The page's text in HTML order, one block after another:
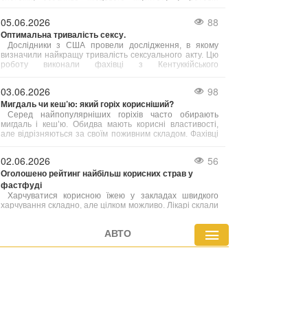
підкреслює, що одне споживання морозива на місяць
не принесе бажаного ефекту — необхідна постійність
у вживанні.
05.06.2026 88
Оптимальна тривалість сексу.
Дослідники з США провели дослідження, в якому
визначили найкращу тривалість сексуального акту. Цю
роботу виконали фахівці з Кентуккійського
03.06.2026 98
Мигдаль чи кеш’ю: який горіх корисніший?
Серед найпопулярніших горіхів часто обирають
мигдаль і кеш’ю. Обидва мають корисні властивості,
але відрізняються за своїм поживним складом. Фахівці
02.06.2026 56
Оголошено рейтинг найбільш корисних страв у
фастфуді
Харчуватися корисною їжею у закладах швидкого
харчування складно, але цілком можливо. Лікарі склали
містять менше калорій або багатіші на вітаміни й
мінерали порівняно з іншими стравами меню.
АВТО